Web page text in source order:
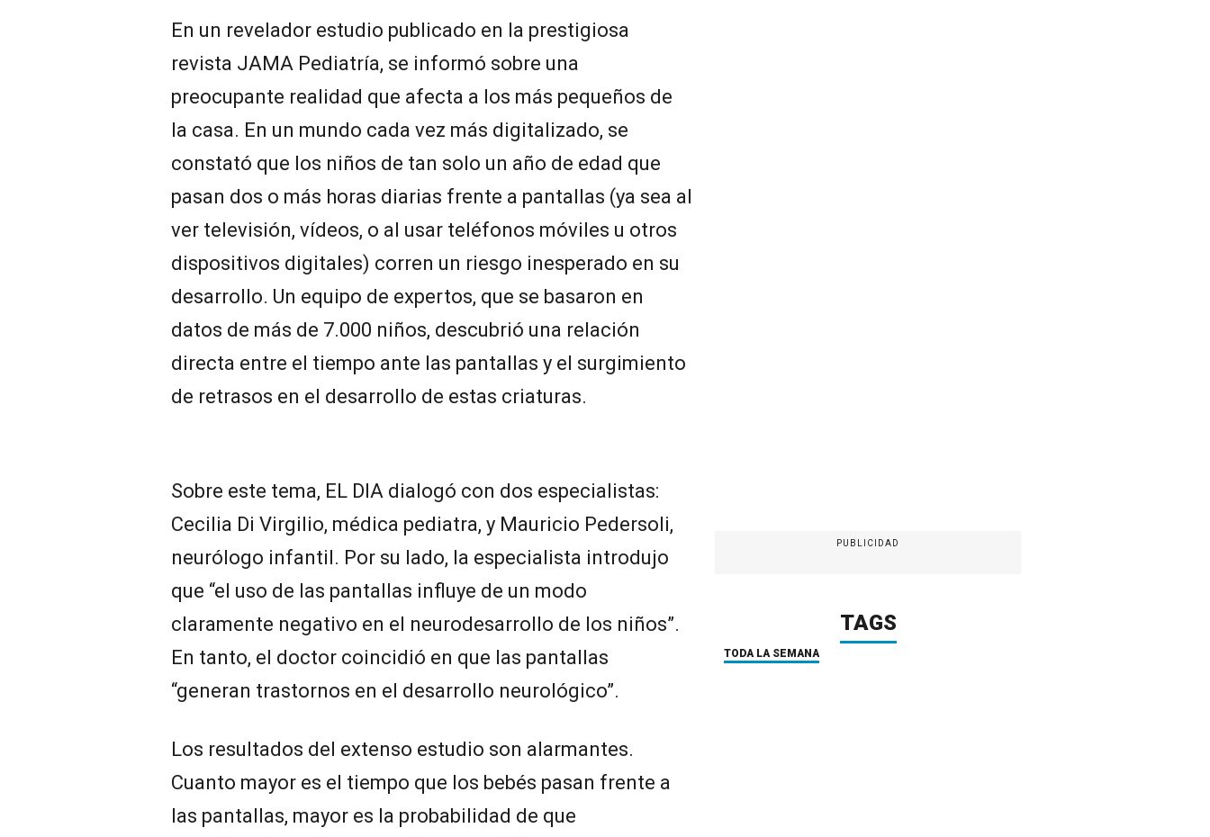
En un revelador estudio publicado en la prestigiosa
revista JAMA Pediatría, se informó sobre una
preocupante realidad que afecta a los más pequeños de
la casa. En un mundo cada vez más digitalizado, se
constató que los niños de tan solo un año de edad que
pasan dos o más horas diarias frente a pantallas (ya sea al
ver televisión, vídeos, o al usar teléfonos móviles u otros
dispositivos digitales) corren un riesgo inesperado en su
desarrollo. Un equipo de expertos, que se basaron en
datos de más de 7.000 niños, descubrió una relación
directa entre el tiempo ante las pantallas y el surgimiento
de retrasos en el desarrollo de estas criaturas.
Sobre este tema, EL DIA dialogó con dos especialistas:
Cecilia Di Virgilio, médica pediatra, y Mauricio Pedersoli,
neurólogo infantil. Por su lado, la especialista introdujo
que “el uso de las pantallas influye de un modo
claramente negativo en el neurodesarrollo de los niños”.
En tanto, el doctor coincidió en que las pantallas
“generan trastornos en el desarrollo neurológico”.
Los resultados del extenso estudio son alarmantes.
Cuanto mayor es el tiempo que los bebés pasan frente a
las pantallas, mayor es la probabilidad de que
PUBLICIDAD
TAGS
TODA LA SEMANA